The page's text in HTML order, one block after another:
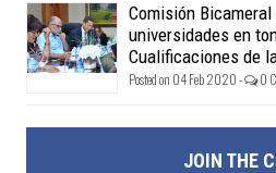
Comisión
universidades en
Cualificaciones de
Posted on 04 Feb 2020 - 0
JOIN THE